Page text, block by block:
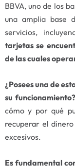
BBVA, uno de los
una amplia base
servicios,
tarjetas se
de las cuales
¿Posees una de
su funcionamiento?
cómo y por qué
recuperar el
excesivos.
Es fundamental